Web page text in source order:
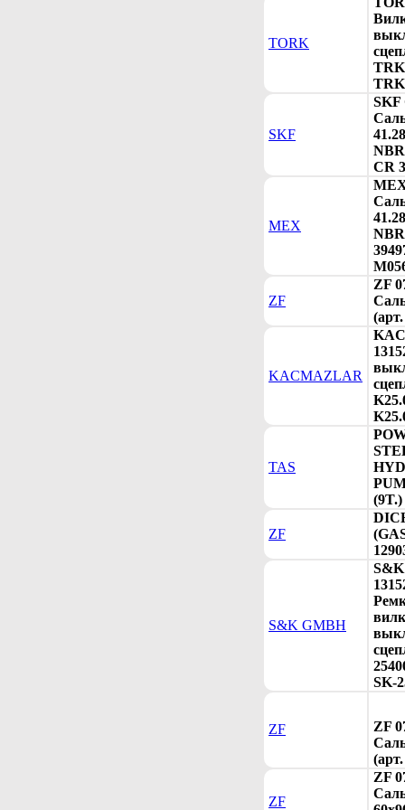
TORK
SKF
SKF
CR
MEX
ZF
ZF
KACMAZLAR
TAS
(9T.)
ZF
S&K GMBH
SK-
ZF
ZF
ZF
ZF